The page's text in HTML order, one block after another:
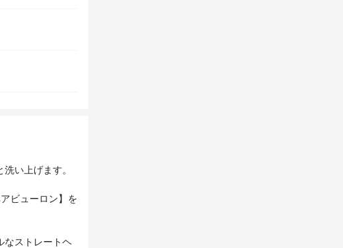
い上げます。
ビューロン】を
なストレートヘ